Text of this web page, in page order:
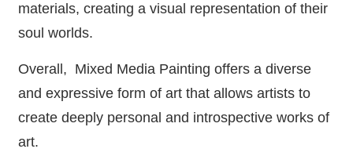
materials, creating a visual representation of their
soul worlds.
Overall, Mixed Media Painting offers a diverse
and expressive form of art that allows artists to
create deeply personal and introspective works of
art.